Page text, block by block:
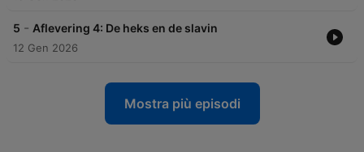
5 - Aflevering 4: De heks en de slavin
12 Gen 2026
Mostra più episodi